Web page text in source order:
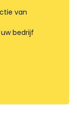
van
bedrijf